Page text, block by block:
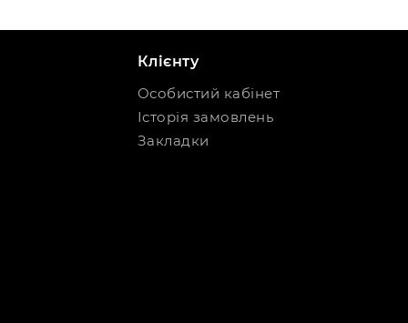
Клієнту
Особистий кабінет
Історія замовлень
Закладки